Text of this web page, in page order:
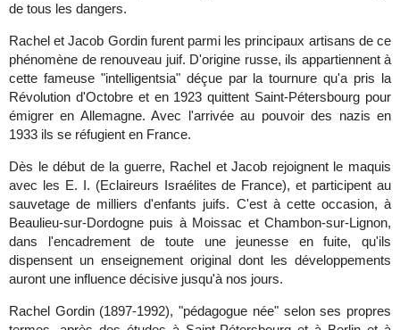
de tous les dangers.
Rachel et Jacob Gordin furent parmi les principaux artisans de ce
phénomène de renouveau juif. D'origine russe, ils appartiennent à
cette fameuse "intelligentsia" déçue par la tournure qu'a pris la
Révolution d'Octobre et en 1923 quittent Saint-Pétersbourg pour
émigrer en Allemagne. Avec l'arrivée au pouvoir des nazis en
1933 ils se réfugient en France.
Dès le début de la guerre, Rachel et Jacob rejoignent le maquis
avec les E. I. (Eclaireurs Israélites de France), et participent au
sauvetage de milliers d'enfants juifs. C'est à cette occasion, à
Beaulieu-sur-Dordogne puis à Moissac et Chambon-sur-Lignon,
dans l'encadrement de toute une jeunesse en fuite, qu'ils
dispensent un enseignement original dont les développements
auront une influence décisive jusqu'à nos jours.
Rachel Gordin (1897-1992), "pédagogue née" selon ses propres